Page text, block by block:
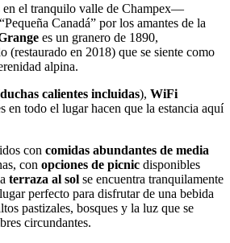
en el tranquilo valle de Champex—
Canadá” por los amantes de la
es un granero de 1890,
(restaurado en 2018) que se siente como
alpina.
duchas calientes incluidas), WiFi
en todo el lugar hacen que la estancia aquí
con comidas abundantes de media
con opciones de picnic disponibles
terraza al sol se encuentra tranquilamente
perfecto para disfrutar de una bebida
pastizales, bosques y la luz que se
circundantes.